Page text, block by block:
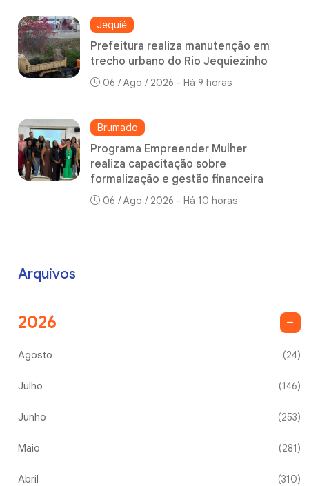
Jequié
Prefeitura realiza manutenção em
trecho urbano do Rio Jequiezinho
06 / Ago / 2026 - Há 9 horas
Brumado
Programa Empreender Mulher
realiza capacitação sobre
formalização e gestão financeira
06 / Ago / 2026 - Há 10 horas
Arquivos
2026
Agosto (24)
Julho (146)
Junho (253)
Maio (281)
Abril (310)